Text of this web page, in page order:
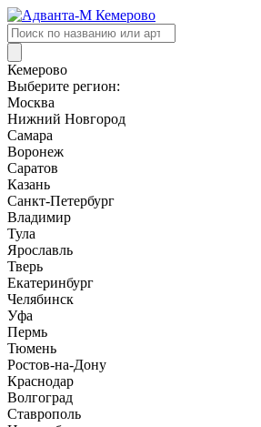
Поиск
товаров
Кемерово
Выберите регион:
Москва
Нижний Новгород
Самара
Воронеж
Саратов
Казань
Санкт-Петербург
Владимир
Тула
Ярославль
Тверь
Екатеринбург
Челябинск
Уфа
Пермь
Тюмень
Ростов-на-Дону
Краснодар
Волгоград
Ставрополь